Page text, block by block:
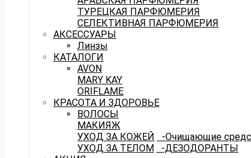
ТУРЕЦКАЯ ПАРФЮМЕРИЯ
СЕЛЕКТИВНАЯ ПАРФЮМЕРИЯ
АКСЕССУАРЫ
Линзы
КАТАЛОГИ
AVON
MARY KAY
ORIFLAME
КРАСОТА И ЗДОРОВЬЕ
ВОЛОСЫ
МАКИЯЖ
УХОД ЗА КОЖЕЙ
-Очищающие
УХОД ЗА ТЕЛОМ
-ДЕЗОДОРАНТЫ